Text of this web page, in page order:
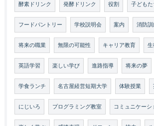
酵素ドリンク 発酵ドリンク 役割 子ども
フードパントリー 学校説明会 案内 消防
将来の職業 無限の可能性 キャリア教育
英語学習 楽しい学び 進路指導 将来の夢
学食ランチ 名古屋経営短期大学 体験授業
にじいろ プログラミング教室 コミュニケーシ